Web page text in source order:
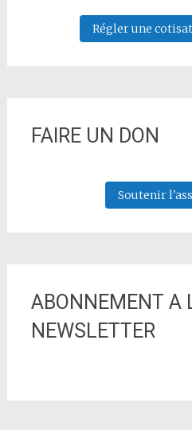
Régler une
FAIRE UN DON
Soutenir
ABONNEMENT A
NEWSLETTER